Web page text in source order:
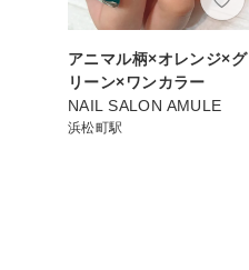
アニマル柄×オレンジ×グ
リーン×ワンカラー
NAIL SALON AMULE
浜松町駅